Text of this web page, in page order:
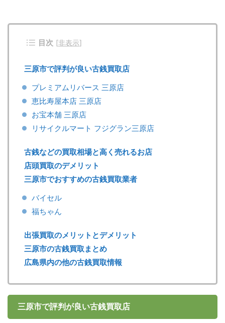
目次 [非表示]
三原市で評判が良い古銭買取店
プレミアムリバース 三原店
恵比寿屋本店 三原店
お宝本舗 三原店
リサイクルマート フジグラン三原店
古銭などの買取相場と高く売れるお店
店頭買取のデメリット
三原市でおすすめの古銭買取業者
バイセル
福ちゃん
出張買取のメリットとデメリット
三原市の古銭買取まとめ
広島県内の他の古銭買取情報
三原市で評判が良い古銭買取店